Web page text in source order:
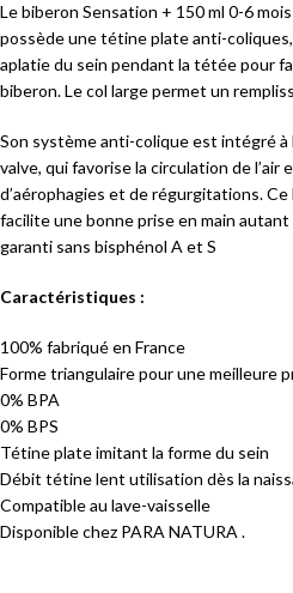
Le biberon Sensation + 150 ml 0-6
possède une tétine plate anti-
aplatie du sein pendant la tétée pour
biberon. Le col large permet un
Son système anti-colique est intégré
valve, qui favorise la circulation de
d’aérophagies et de régurgitations.
facilite une bonne prise en main
garanti sans bisphénol A et S
Caractéristiques :
100% fabriqué en France
Forme triangulaire pour une meilleure
0% BPA
0% BPS
Tétine plate imitant la forme du sein
Débit tétine lent utilisation dès la
Compatible au lave-vaisselle
Disponible chez PARA NATURA .